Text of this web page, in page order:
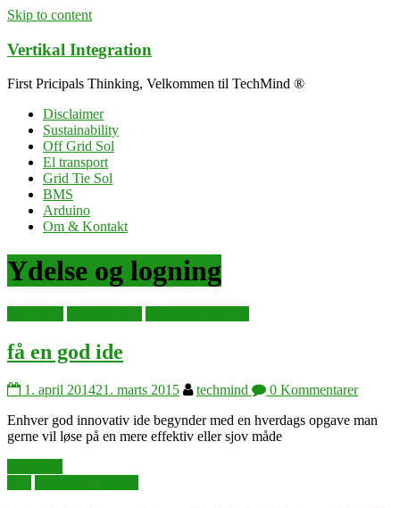
Skip to content
Vertikal Integration
First Pricipals Thinking, Velkommen til TechMind ®
Disclaimer
Sustainability
Off Grid Sol
El transport
Grid Tie Sol
BMS
Arduino
Om & Kontakt
Ydelse og logning
få en god ide
1. april 201421. marts 2015 techmind
0 Kommentarer
Enhver god innovativ ide begynder med en hverdags opgave man
gerne vil løse på en mere effektiv eller sjov måde